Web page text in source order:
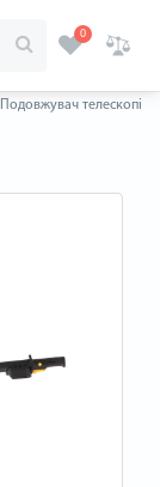
0
Подовжувач